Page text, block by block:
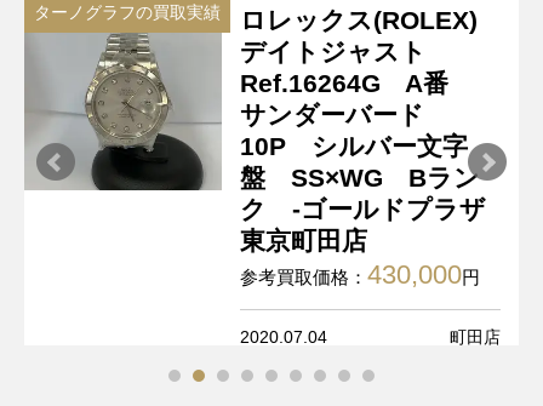
ターノグラフの買取実績
ロレックス(ROLEX)
デイトジャスト
Ref.16264G A番
サンダーバード
10P シルバー文字
盤 SS×WG Bラン
ク -ゴールドプラザ
東京町田店
参考買取価格：430,000円
2020.07.04 町田店